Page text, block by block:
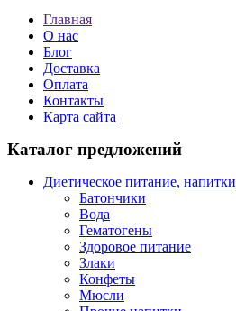
Главная
О нас
Блог
Доставка
Оплата
Контакты
Карта сайта
Каталог предложений
Диетическое питание, напитки
Батончики
Вода
Гематогены
Здоровое питание
Злаки
Конфеты
Мюсли